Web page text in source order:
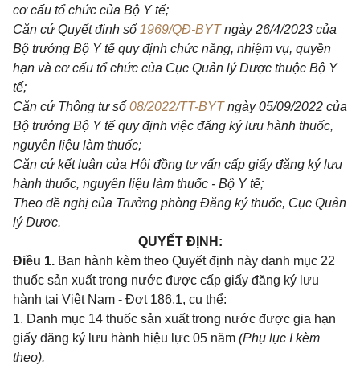
cơ cấu tổ chức của Bộ Y tế;
Căn cứ Quyết định số 1969/QĐ-BYTngày 26/4/2023 của
Bộ trưởng Bộ Y tế quy định chức năng, nhiệm vụ, quyền
hạn và cơ cấu tổ chức của Cục Quản lý Dược thuộc Bộ Y
tế;
Căn cứ Thông tư số 08/2022/TT-BYTngày 05/09/2022 của
Bộ trưởng Bộ Y tế quy định việc đăng ký lưu hành thuốc,
nguyên liệu làm thuốc;
Căn cứ kết luận của Hội đồng tư vấn cấp giấy đăng ký lưu
hành thuốc, nguyên liệu làm thuốc - Bộ Y tế;
Theo đề nghị của Trưởng phòng Đăng ký thuốc, Cục Quản
lý Dược.
QUYẾT ĐỊNH:
Điều 1. Ban hành kèm theo Quyết định này danh mục 22
thuốc sản xuất trong nước được cấp giấy đăng ký lưu
hành tại Việt Nam - Đợt 186.1, cụ thể:
1. Danh mục 14 thuốc sản xuất trong nước được gia hạn
giấy đăng ký lưu hành hiệu lực 05 năm (Phụ lục I kèm
theo).